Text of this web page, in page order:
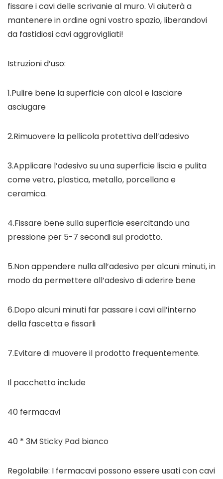
fissare i cavi delle scrivanie al muro. Vi aiuterà a
mantenere in ordine ogni vostro spazio, liberandovi
da fastidiosi cavi aggrovigliati!
Istruzioni d’uso:
1.Pulire bene la superficie con alcol e lasciare
asciugare
2.Rimuovere la pellicola protettiva dell’adesivo
3.Applicare l’adesivo su una superficie liscia e pulita
come vetro, plastica, metallo, porcellana e
ceramica.
4.Fissare bene sulla superficie esercitando una
pressione per 5-7 secondi sul prodotto.
5.Non appendere nulla all’adesivo per alcuni minuti, in
modo da permettere all’adesivo di aderire bene
6.Dopo alcuni minuti far passare i cavi all’interno
della fascetta e fissarli
7.Evitare di muovere il prodotto frequentemente.
Il pacchetto include
40 fermacavi
40 * 3M Sticky Pad bianco
Regolabile: I fermacavi possono essere usati con cavi